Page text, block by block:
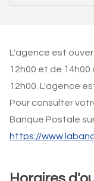
L'agence est
12h00 et de 14h00
12h00. L'agence
Pour consulter
Banque Postale
https://